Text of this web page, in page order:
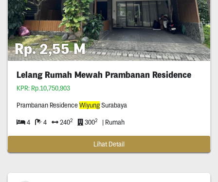
Rp. 2,55 M
Lelang Rumah Mewah Prambanan Residence
KPR: Rp.10,750,903
Prambanan ResidenceWiyungSurabaya
4 4 2402 3002 | Rumah
Lihat Detail